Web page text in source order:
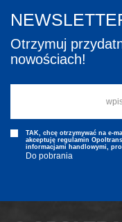
Otrzymuj
nowościach!
TAK, chcę otrzymywać na e-
akceptuję regulamin
informacjami handlowymi,
Do pobrania